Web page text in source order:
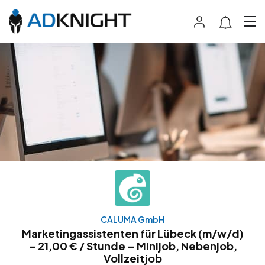
CALUMA GmbH
Marketingassistenten für Lübeck (m/w/d)
– 21,00 € / Stunde – Minijob, Nebenjob,
Vollzeitjob